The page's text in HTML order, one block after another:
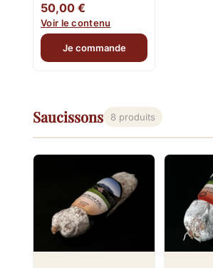
50,00 €
Voir le contenu
Je commande
Saucissons 8 produits